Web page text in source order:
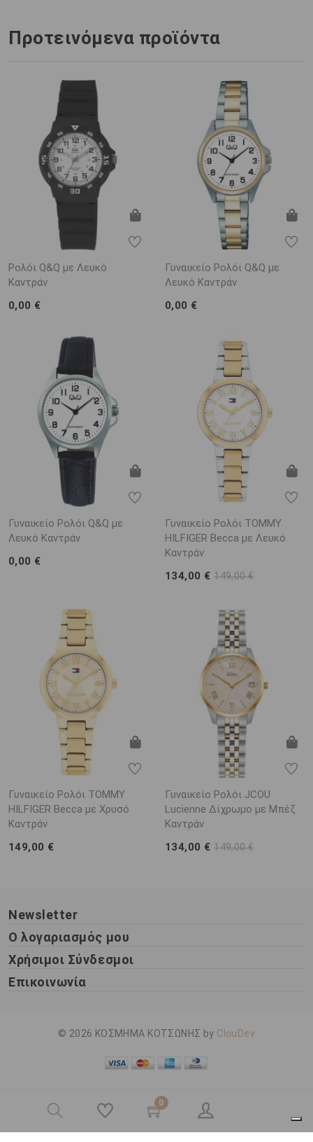
0
Προτεινόμενα προϊόντα
Ρολόι Q&Q με Λευκό
Καντράν
0,00 €
Γυναικείο Ρολόι Q&Q με
Λευκό Καντράν
0,00 €
Γυναικείο Ρολόι Q&Q με
Λευκό Καντράν
0,00 €
Γυναικείο Ρολόι TOMMY
HILFIGER Becca με Λευκό
Καντράν
134,00 €149,00 €
Γυναικείο Ρολόι TOMMY
HILFIGER Becca με Χρυσό
Καντράν
149,00 €
Γυναικείο Ρολόι JCOU
Lucienne Δίχρωμο με Μπέζ
Καντράν
134,00 €149,00 €
Newsletter
Ο λογαριασμός μου
Χρήσιμοι Σύνδεσμοι
Επικοινωνία
© 2026 ΚΟΣΜΗΜΑ ΚΟΤΣΩΝΗΣ by ClouDev